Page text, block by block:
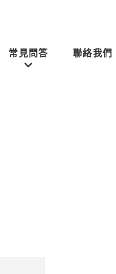
常見問答 聯絡我們